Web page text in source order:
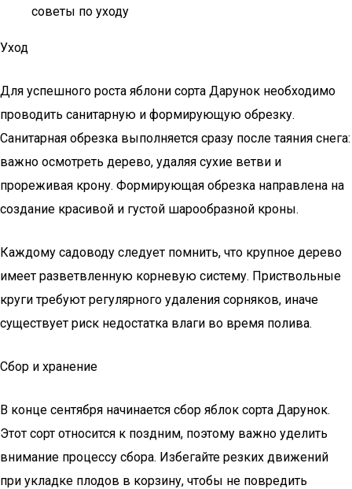
советы по уходу
Уход
Для успешного роста яблони сорта Дарунок необходимо
проводить санитарную и формирующую обрезку.
Санитарная обрезка выполняется сразу после таяния снега:
важно осмотреть дерево, удаляя сухие ветви и
прореживая крону. Формирующая обрезка направлена на
создание красивой и густой шарообразной кроны.
Каждому садоводу следует помнить, что крупное дерево
имеет разветвленную корневую систему. Приствольные
круги требуют регулярного удаления сорняков, иначе
существует риск недостатка влаги во время полива.
Сбор и хранение
В конце сентября начинается сбор яблок сорта Дарунок.
Этот сорт относится к поздним, поэтому важно уделить
внимание процессу сбора. Избегайте резких движений
при укладке плодов в корзину, чтобы не повредить